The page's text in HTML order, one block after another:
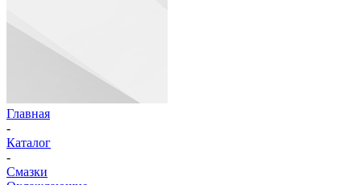
Главная
-
Каталог
-
Смазки